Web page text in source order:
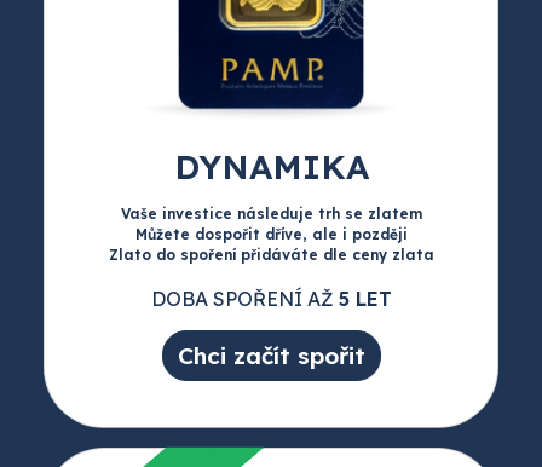
DYNAMIKA
Vaše investice následuje trh se zlatem
Můžete dospořit dříve, ale i později
Zlato do spoření přidáváte dle ceny zlata
DOBA SPOŘENÍ AŽ 5 LET
Chci začít spořit